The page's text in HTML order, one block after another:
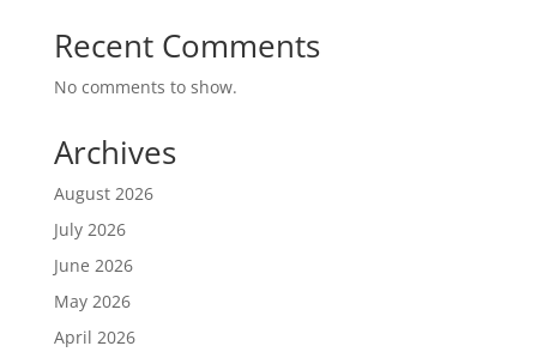
Recent Comments
No comments to show.
Archives
August 2026
July 2026
June 2026
May 2026
April 2026